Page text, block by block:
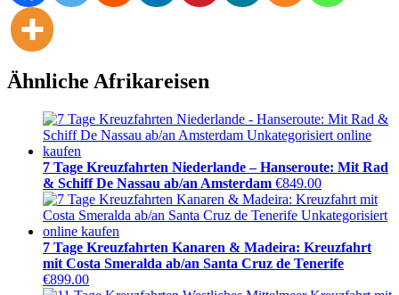
Ähnliche Afrikareisen
7 Tage Kreuzfahrten Niederlande – Hanseroute: Mit Rad
& Schiff De Nassau ab/an Amsterdam €849.00
7 Tage Kreuzfahrten Kanaren & Madeira: Kreuzfahrt
mit Costa Smeralda ab/an Santa Cruz de Tenerife
€899.00